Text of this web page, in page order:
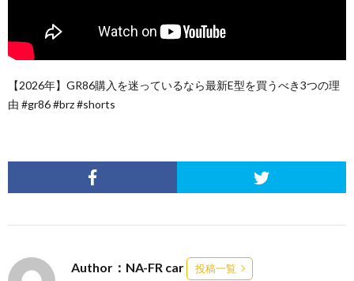
【2026年】GR86購入を迷っているなら最新E型を買うべき3つの理
由 #gr86 #brz #shorts
Author：NA-FR car 投稿一覧